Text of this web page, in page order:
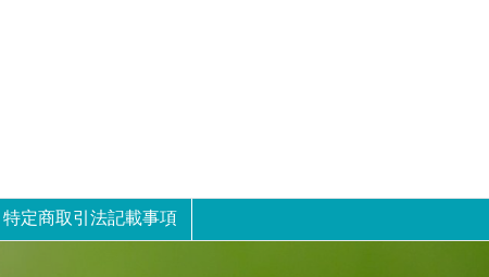
特定商取引法記載事項